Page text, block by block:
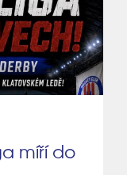
míří do